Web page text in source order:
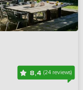
8,4 (24 reviews)